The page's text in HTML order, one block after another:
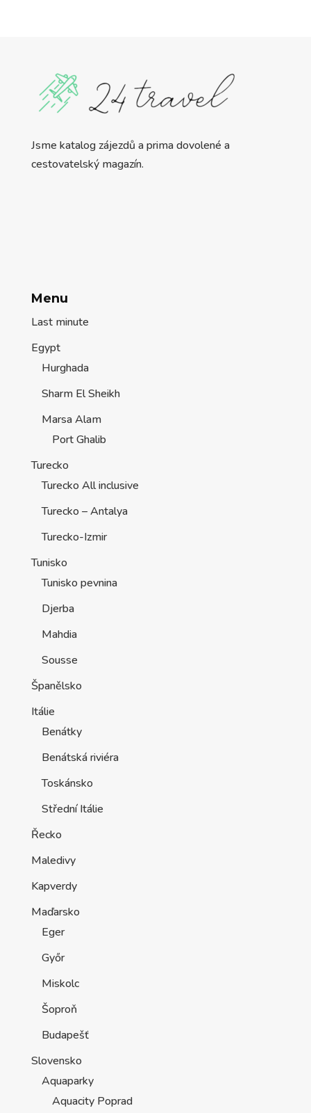
Jsme katalog zájezdů a prima dovolené a
cestovatelský magazín.
Menu
Last minute
Egypt
Hurghada
Sharm El Sheikh
Marsa Alam
Port Ghalib
Turecko
Turecko All inclusive
Turecko – Antalya
Turecko-Izmir
Tunisko
Tunisko pevnina
Djerba
Mahdia
Sousse
Španělsko
Itálie
Benátky
Benátská riviéra
Toskánsko
Střední Itálie
Řecko
Maledivy
Kapverdy
Maďarsko
Eger
Győr
Miskolc
Šoproň
Budapešť
Slovensko
Aquaparky
Aquacity Poprad